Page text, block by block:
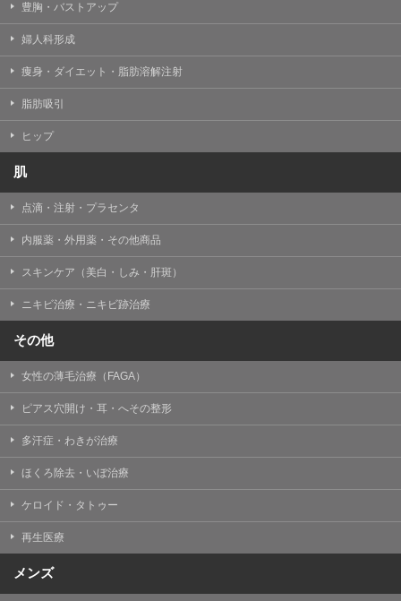
ジが正しく表示されなくなる場合がありますのでご留意
ください。
TCBグループが運営するWEBサイトでは、アクセスログ
として患者様の履歴情報をサーバ上に記録しています。
アクセスログはWEBサイトの保守管理や利用状況に関す
る統計分析のために使用されます。それ以外の目的で使
用されることはありません。
事業上の必要性等に応じて、改定される場合がありま
す。
掲載したときをもって効力を生じるものとします。
豊胸・バストアップ
婦人科形成
痩身・ダイエット・脂肪溶解注射
脂肪吸引
ヒップ
肌
点滴・注射・プラセンタ
内服薬・外用薬・その他商品
スキンケア（美白・しみ・肝斑）
ニキビ治療・ニキビ跡治療
その他
女性の薄毛治療（FAGA）
ピアス穴開け・耳・へその整形
多汗症・わきが治療
ほくろ除去・いぼ治療
ケロイド・タトゥー
再生医療
メンズ